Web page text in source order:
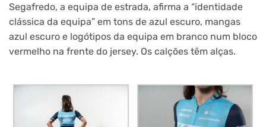
Segafredo, a equipa de estrada, afirma a “identidade
clássica da equipa” em tons de azul escuro, mangas
azul escuro e logótipos da equipa em branco num bloco
vermelho na frente do jersey. Os calções têm alças.